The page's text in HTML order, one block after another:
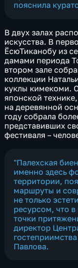
пояснила
В двух залах
искусства. В
ЁсюТиканобу из
дамами периода
втором зале
коллекции
куклы кимекоми.
японской
на деревянной
году собрала
представивших
фестиваля –
"Палехская
именно здесь
территории,
маршруты и
не только
ресурсом, что
точки
директор
Павлова.